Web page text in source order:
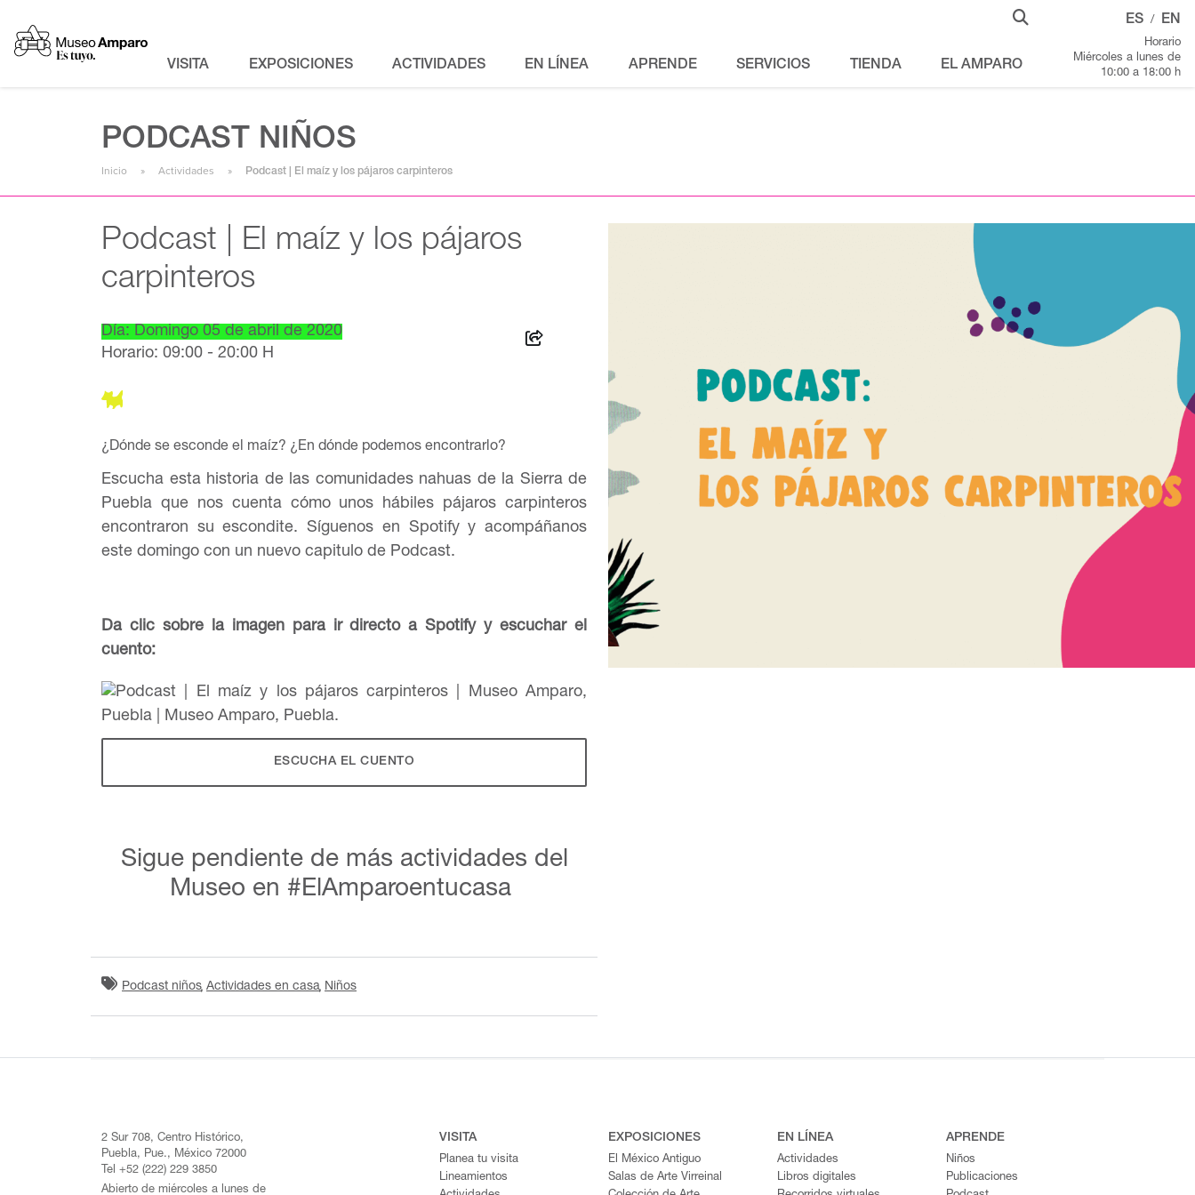
VISITA EXPOSICIONES ACTIVIDADES EN LÍNEA APRENDE SERVICIOS TIENDA EL AMPARO
ES / EN
Horario
Miércoles a lunes de
10:00 a 18:00 h
PODCAST NIÑOS
Inicio Actividades Podcast | El maíz y los pájaros carpinteros
Podcast | El maíz y los pájaros
carpinteros
Día: Domingo 05 de abril de 2020
Horario: 09:00 - 20:00 H
¿Dónde se esconde el maíz? ¿En dónde podemos encontrarlo?
Escucha esta historia de las comunidades nahuas de la Sierra de
Puebla que nos cuenta cómo unos hábiles pájaros carpinteros
encontraron su escondite. Síguenos en Spotify y acompáñanos
este domingo con un nuevo capitulo de Podcast.
Da clic sobre la imagen para ir directo a Spotify y escuchar el
cuento:
ESCUCHA EL CUENTO
Sigue pendiente de más actividades del
Museo en #ElAmparoentucasa
Podcast niños Actividades en casa Niños
2 Sur 708, Centro Histórico,
Puebla, Pue., México 72000
Tel +52 (222) 229 3850
Abierto de miércoles a lunes de
VISITA
Planea tu visita
Lineamientos
EXPOSICIONES
El México Antiguo
Salas de Arte Virreinal
EN LÍNEA
Actividades
Libros digitales
APRENDE
Niños
Publicaciones